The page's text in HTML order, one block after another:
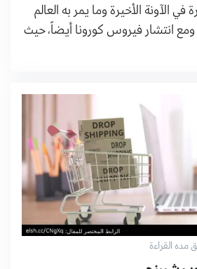
الآونة الأخيرة وما يمر به العالم
انتشار فيروس كورونا أيضاً، حيث